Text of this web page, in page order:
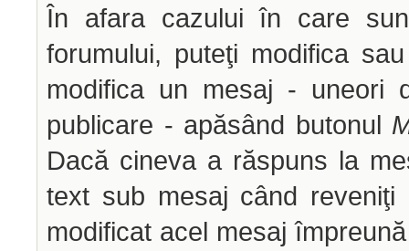
În afara cazului în care
forumului, puteţi modifica
modifica un mesaj - uneori
publicare - apăsând butonul
Dacă cineva a răspuns la
text sub mesaj când
modificat acel mesaj